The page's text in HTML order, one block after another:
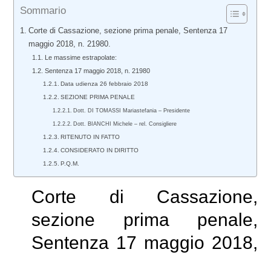
Sommario
Corte di Cassazione, sezione prima penale, Sentenza 17
maggio 2018, n. 21980.
Le massime estrapolate:
Sentenza 17 maggio 2018, n. 21980
Data udienza 26 febbraio 2018
SEZIONE PRIMA PENALE
Dott. DI TOMASSI Mariastefania – Presidente
Dott. BIANCHI Michele – rel. Consigliere
RITENUTO IN FATTO
CONSIDERATO IN DIRITTO
P.Q.M.
Corte di Cassazione,
sezione prima penale,
Sentenza 17 maggio 2018,